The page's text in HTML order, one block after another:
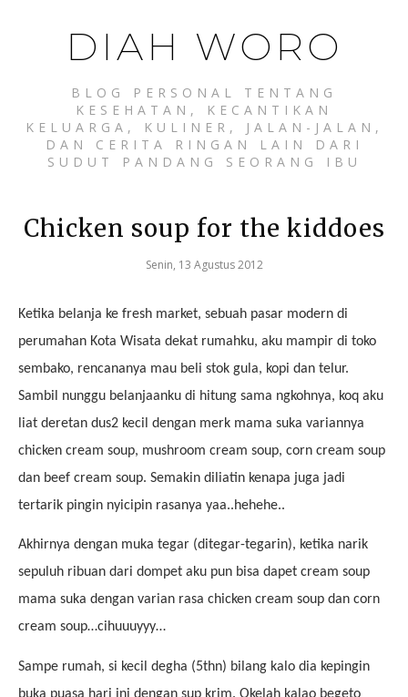
DIAH WORO
BLOG PERSONAL TENTANG
KESEHATAN, KECANTIKAN
KELUARGA, KULINER, JALAN-JALAN,
DAN CERITA RINGAN LAIN DARI
SUDUT PANDANG SEORANG IBU
Chicken soup for the kiddoes
Senin, 13 Agustus 2012
Ketika belanja ke fresh market, sebuah pasar modern di
perumahan Kota Wisata dekat rumahku, aku mampir di toko
sembako, rencananya mau beli stok gula, kopi dan telur.
Sambil nunggu belanjaanku di hitung sama ngkohnya, koq aku
liat deretan dus2 kecil dengan merk mama suka variannya
chicken cream soup, mushroom cream soup, corn cream soup
dan beef cream soup. Semakin diliatin kenapa juga jadi
tertarik pingin nyicipin rasanya yaa..hehehe..
Akhirnya dengan muka tegar (ditegar-tegarin), ketika narik
sepuluh ribuan dari dompet aku pun bisa dapet cream soup
mama suka dengan varian rasa chicken cream soup dan corn
cream soup…cihuuuyyy…
Sampe rumah, si kecil degha (5thn) bilang kalo dia kepingin
buka puasa hari ini dengan sup krim. Okelah kalao begeto